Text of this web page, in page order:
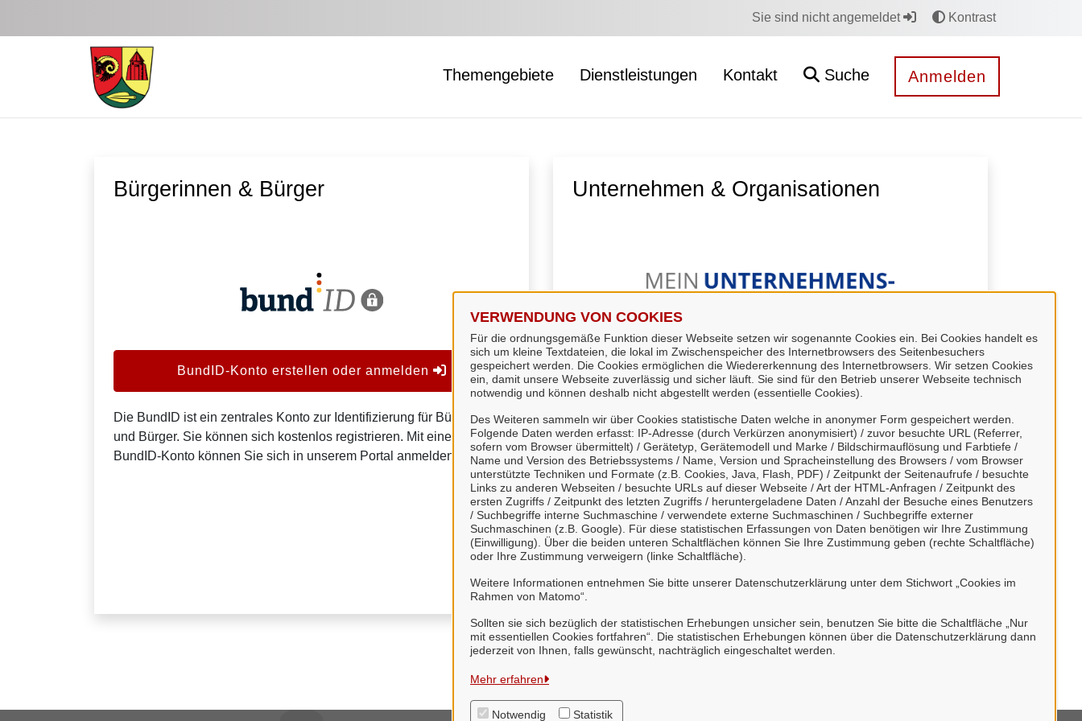
VERWENDUNG VON COOKIES
Für die ordnungsgemäße Funktion dieser Webseite setzen wir sogenannte Cookies ein. Bei Cookies handelt es
sich um kleine Textdateien, die lokal im Zwischenspeicher des Internetbrowsers des Seitenbesuchers
gespeichert werden. Die Cookies ermöglichen die Wiedererkennung des Internetbrowsers. Wir setzen Cookies
ein, damit unsere Webseite zuverlässig und sicher läuft. Sie sind für den Betrieb unserer Webseite technisch
notwendig und können deshalb nicht abgestellt werden (essentielle Cookies).
Des Weiteren sammeln wir über Cookies statistische Daten welche in anonymer Form gespeichert werden.
Folgende Daten werden erfasst: IP-Adresse (durch Verkürzen anonymisiert) / zuvor besuchte URL (Referrer,
sofern vom Browser übermittelt) / Gerätetyp, Gerätemodell und Marke / Bildschirmauflösung und Farbtiefe /
Name und Version des Betriebssystems / Name, Version und Spracheinstellung des Browsers / vom Browser
unterstützte Techniken und Formate (z.B. Cookies, Java, Flash, PDF) / Zeitpunkt der Seitenaufrufe / besuchte
Links zu anderen Webseiten / besuchte URLs auf dieser Webseite / Art der HTML-Anfragen / Zeitpunkt des
ersten Zugriffs / Zeitpunkt des letzten Zugriffs / heruntergeladene Daten / Anzahl der Besuche eines Benutzers
/ Suchbegriffe interne Suchmaschine / verwendete externe Suchmaschinen / Suchbegriffe externer
Suchmaschinen (z.B. Google). Für diese statistischen Erfassungen von Daten benötigen wir Ihre Zustimmung
(Einwilligung). Über die beiden unteren Schaltflächen können Sie Ihre Zustimmung geben (rechte Schaltfläche)
oder Ihre Zustimmung verweigern (linke Schaltfläche).
Weitere Informationen entnehmen Sie bitte unserer Datenschutzerklärung unter dem Stichwort „Cookies im
Rahmen von Matomo“.
Sollten sie sich bezüglich der statistischen Erhebungen unsicher sein, benutzen Sie bitte die Schaltfläche „Nur
mit essentiellen Cookies fortfahren“. Die statistischen Erhebungen können über die Datenschutzerklärung dann
jederzeit von Ihnen, falls gewünscht, nachträglich eingeschaltet werden.
Mehr erfahren
Notwendig Statistik
Sie sind nicht angemeldet Kontrast
Themengebiete Dienstleistungen Kontakt Suche Anmelden
Bürgerinnen & Bürger
BundID-Konto erstellen oder anmelden
Die BundID ist ein zentrales Konto zur Identifizierung für Bürgerinnen
und Bürger. Sie können sich kostenlos registrieren. Mit einem
BundID-Konto können Sie sich in unserem Portal anmelden.
Unternehmen & Organisationen
Mein Unternehmenskonto erstellen oder anmelden
Mein Unternehmenskonto ist ein zentrales Konto zur Identifizierung
von Organisationen, insbesondere:
Juristische Personen,
Vereinigungen, denen ein Recht zustehen kann
natürliche Personen, die beruflich oder gewerblich tätig sind.
Eine Nutzung ist aber auch durch Behörden im Sinne von § 1 Abs. 4
Verwaltungsverfahrensgesetz (VwVfG) möglich.